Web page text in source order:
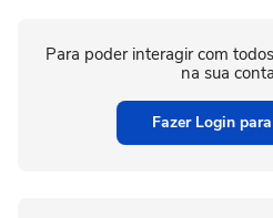
Para poder interagir com
na sua
Fazer Login